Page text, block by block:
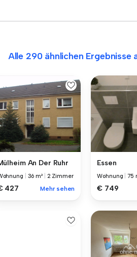
Alle 290 ähnlichen Ergebnisse
An Der Ruhr
36 m² 2 Zimmer
427 Mehr sehen
Essen
Wohnung |75
€ 749